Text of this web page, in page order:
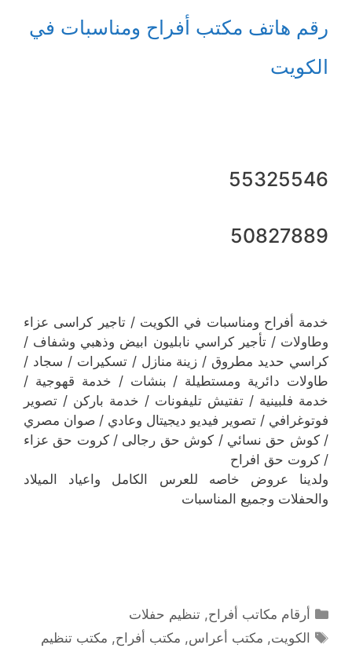
رقم هاتف مكتب أفراح ومناسبات في
الكويت
55325546
50827889
خدمة أفراح ومناسبات في الكويت / تاجير كراسى عزاء
وطاولات / ‎تأجير كراسي نابليون ابيض وذهبي وشفاف /
كراسي حديد مطروق / زينة منازل / تسكيرات / سجاد /
طاولات دائرية ومستطيلة / ‎بنشات / ‎خدمة قهوجية /
‎خدمة فلبينية / ‎تفتيش تليفونات / خدمة باركن / تصوير
فوتوغرافي / تصوير فيديو ديجيتال وعادي / صوان مصري
/ كوش حق نسائي / كوش حق رجالى / كروت حق عزاء
/ كروت حق افراح
‎ولدينا عروض خاصه للعرس الكامل واعياد الميلاد
والحفلات وجميع المناسبات
التصنيفات
أرقام مكاتب أفراح,تنظيم حفلات
الوسوم
الكويت, مكتب أعراس, مكتب أفراح, مكتب تنظيم